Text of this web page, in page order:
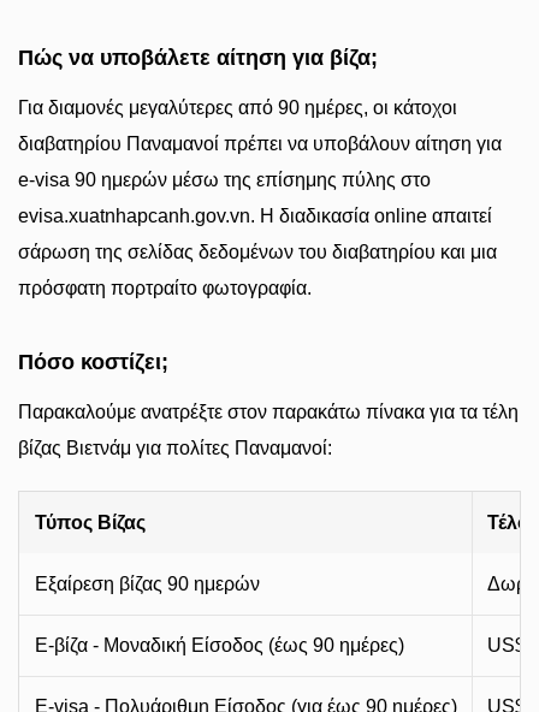
Πώς να υποβάλετε αίτηση για βίζα;
Για διαμονές μεγαλύτερες από 90 ημέρες, οι κάτοχοι
διαβατηρίου Παναμανοί πρέπει να υποβάλουν αίτηση για
e-visa 90 ημερών μέσω της επίσημης πύλης στο
evisa.xuatnhapcanh.gov.vn. Η διαδικασία online απαιτεί
σάρωση της σελίδας δεδομένων του διαβατηρίου και μια
πρόσφατη πορτραίτο φωτογραφία.
Πόσο κοστίζει;
Παρακαλούμε ανατρέξτε στον παρακάτω πίνακα για τα τέλη
βίζας Βιετνάμ για πολίτες Παναμανοί:
Τύπος Βίζας
Εξαίρεση βίζας 90 ημερών
E-βίζα - Μοναδική Είσοδος (έως 90 ημέρες)
E-visa - Πολυάριθμη Είσοδος (για έως 90 ημέρες)